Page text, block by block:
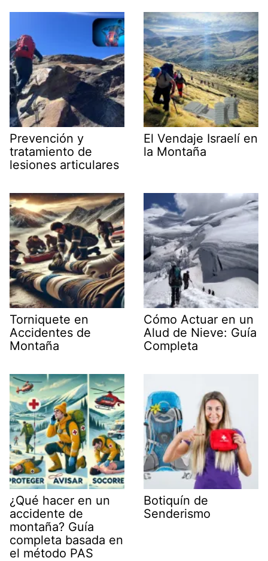
Prevención y
tratamiento de
lesiones articulares
El Vendaje Israelí en
la Montaña
Torniquete en
Accidentes de
Montaña
Cómo Actuar en un
Alud de Nieve: Guía
Completa
¿Qué hacer en un
accidente de
montaña? Guía
completa basada en
el método PAS
Botiquín de
Senderismo